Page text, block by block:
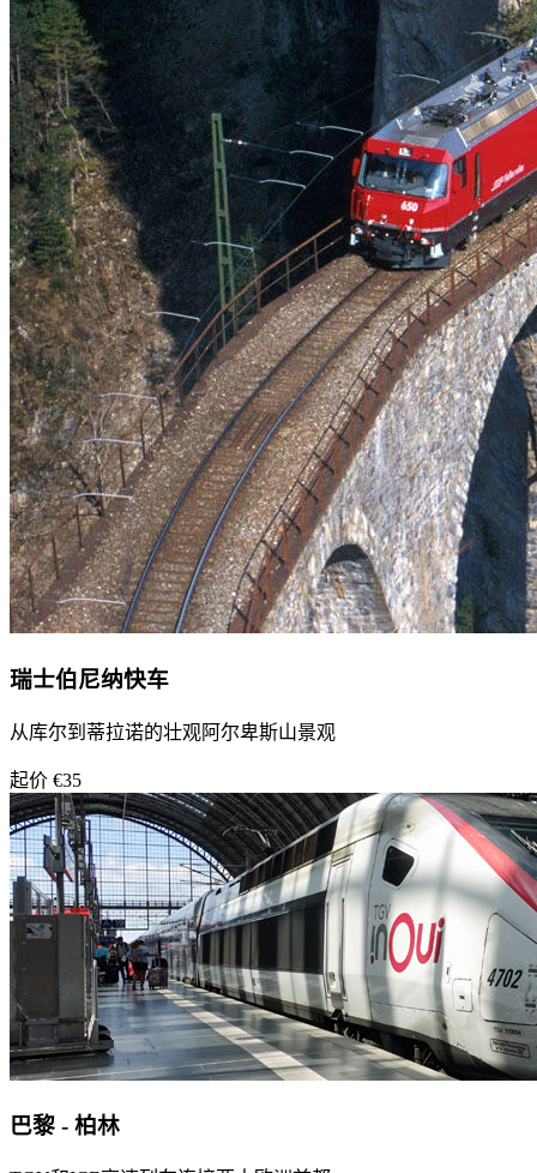
瑞士伯尼纳快车
从库尔到蒂拉诺的壮观阿尔卑斯山景观
起价 €35
巴黎 - 柏林